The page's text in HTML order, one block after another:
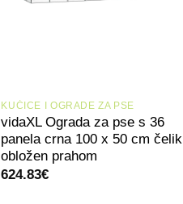
KUĆICE I OGRADE ZA PSE
vidaXL Ograda za pse s 36
panela crna 100 x 50 cm čelik
obložen prahom
624.83€